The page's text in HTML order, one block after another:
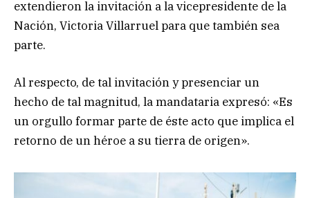
extendieron la invitación a la vicepresidente de la
Nación, Victoria Villarruel para que también sea
parte.
Al respecto, de tal invitación y presenciar un
hecho de tal magnitud, la mandataria expresó: «Es
un orgullo formar parte de éste acto que implica el
retorno de un héroe a su tierra de origen».